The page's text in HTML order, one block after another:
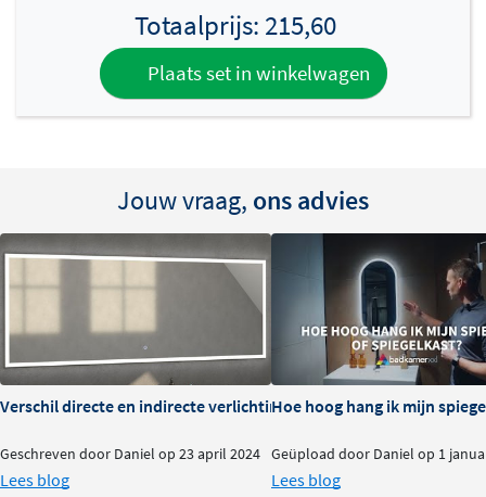
vormgeving en hoogwaardige afwerking is dit een
spiegel die jarenlang een stijlvolle blikvanger in je
badkamer zal zijn.
Totaalprijs: 215,60
Plaats set in winkelwagen
Jouw vraag, ons advies
Verschil directe en indirecte verlichting bij spiegels
Geschreven door Daniel op 23 april 2024
Lees blog
Hoe hoog hang ik mijn
Geüpload door Daniel op 1
Lees blog